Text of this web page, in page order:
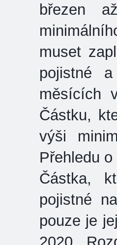
březen
muset
pojistné
měsících
Částku,
výši
Přehledu
Částka,
pojistné
pouze je